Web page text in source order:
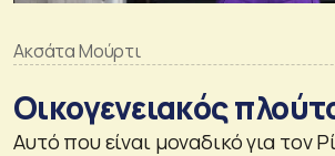
Ακσάτα Μούρτι
Οικογενειακός
Αυτό που είναι μοναδικό για τον